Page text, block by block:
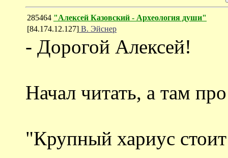
285464 "Алексей Казовский - Археология души"
[84.174.12.127] В. Эйснер
- Дорогой Алексей!
Начал читать, а там
"Крупный хариус